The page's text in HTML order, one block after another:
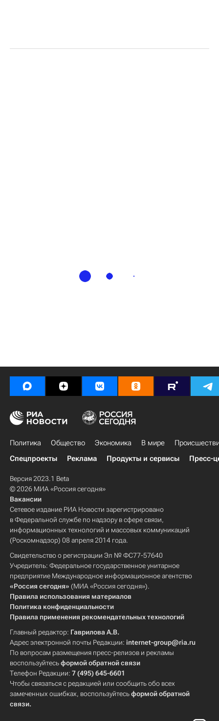
Политика Общество Экономика В мире
Спецпроекты
Реклама Продукты и сервисы Пресс-
Версия 2023.1 Beta
© 2026 МИА «Россия сегодня»
Вакансии
Сетевое издание РИА Новости зарегистрировано
в Федеральной службе по надзору в сфере связи,
информационных технологий и массовых коммуникаций
(Роскомнадзор) 08 апреля 2014 года.
Свидетельство о регистрации Эл № ФС77-57640
Учредитель: Федеральное государственное унитарное
предприятие Международное информационное агентство
«Россия сегодня» (МИА «Россия сегодня»).
Правила использования материалов
Политика конфиденциальности
Правила применения рекомендательных технологий
Главный редактор: Гаврилова А.В.
Адрес электронной почты Редакции: internet-group@ria.ru
По вопросам размещения пресс-релизов и рекламы
воспользуйтесьформой обратной связи
Телефон Редакции: 7 (495) 645-6601
Чтобы связаться с редакцией или сообщить обо всех
замеченных ошибках, воспользуйтесьформой обратной
связи.